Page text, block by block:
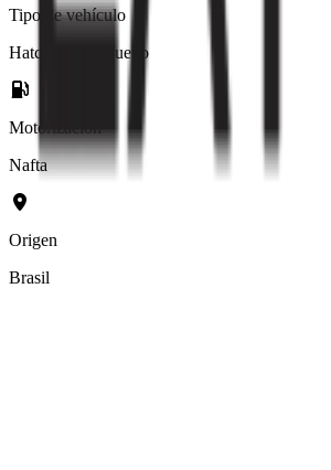
Tipo de vehículo
Hatchback Pequeño
Motorización
Nafta
Origen
Brasil